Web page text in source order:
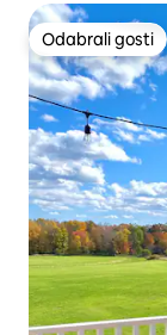
Odabrali gosti
Odabrali gosti